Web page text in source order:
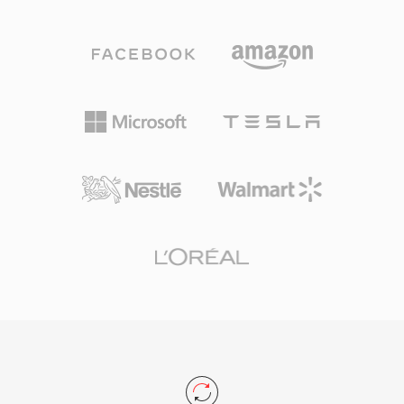
وبيانات MIDI. من أبرز مزاياه التعامل مع التسجيلات
ساعات من الصوت المستمر دون قيود حجمية. دعم
المرمّزات المتعددة هو نقطة قوة أخرى، حيث تعمل
بدقة 24 بت/192 كيلوهرتز أو كلاماً مضغوطاً. يوفر
الاستجابة في التطبيقات الاحترافية مثل Logic Pro